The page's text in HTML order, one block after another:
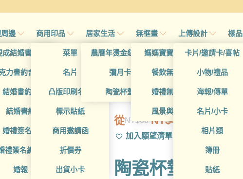
邊
成結婚書約夾
力書約含木座
結婚書約組
結婚書約
婚禮簽名簿
禮簽名綢(p)
婚報
商用印品
菜單
名片
凸版印刷名片
標示貼紙
商用邀請函
折價券
出貨小卡
居家生活
農曆年燙金紅包袋
彌月卡
陶瓷杯墊
無框畫
媽媽寶寶無框畫
餐飲無框畫
婚禮無框畫
風景與藝術
上傳設計
卡片/邀請卡/喜帖
小物/禮品
海報/傳單
名片/小卡
相片類
簿冊
貼紙
樣品
首頁/ 所有產品
GAD1010024
從NT$60
原
始
價
格：
NT$49
目
前
價
格：
加入願望清單
陶瓷杯墊